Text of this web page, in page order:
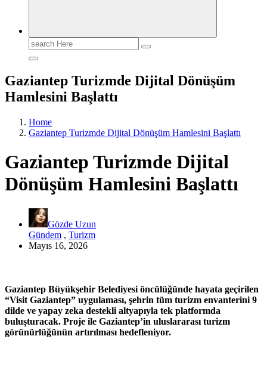
Search
for:
Gaziantep Turizmde Dijital Dönüşüm
Hamlesini Başlattı
Home
Gaziantep Turizmde Dijital Dönüşüm Hamlesini Başlattı
Gaziantep Turizmde Dijital
Dönüşüm Hamlesini Başlattı
Gözde Uzun
Gündem , Turizm
Mayıs 16, 2026
Gaziantep Büyükşehir Belediyesi öncülüğünde hayata geçirilen
“Visit Gaziantep” uygulaması, şehrin tüm turizm envanterini 9
dilde ve yapay zeka destekli altyapıyla tek platformda
buluşturacak. Proje ile Gaziantep’in uluslararası turizm
görünürlüğünün artırılması hedefleniyor.